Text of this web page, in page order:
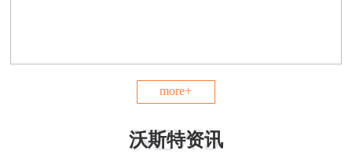
more+
沃斯特资讯
NEWS